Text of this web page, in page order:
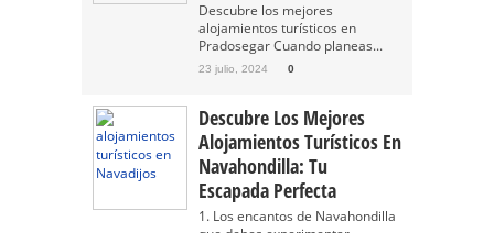
Descubre los mejores
alojamientos turísticos en
Pradosegar Cuando planeas...
23 julio, 2024 0
Descubre Los Mejores
Alojamientos Turísticos En
Navahondilla: Tu
Escapada Perfecta
1. Los encantos de Navahondilla